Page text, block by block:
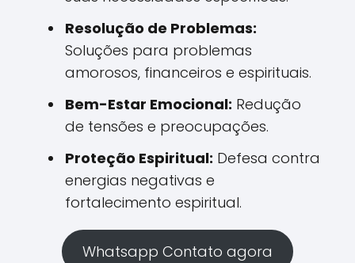
Resolução de Problemas:
Soluções para problemas
amorosos, financeiros e espirituais.
Bem-Estar Emocional: Redução
de tensões e preocupações.
Proteção Espiritual: Defesa contra
energias negativas e
fortalecimento espiritual.
Whatsapp Contato agora